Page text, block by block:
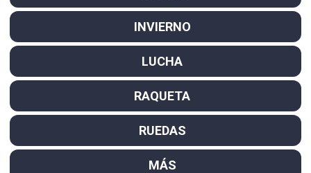
INVIERNO
LUCHA
RAQUETA
RUEDAS
MÁS